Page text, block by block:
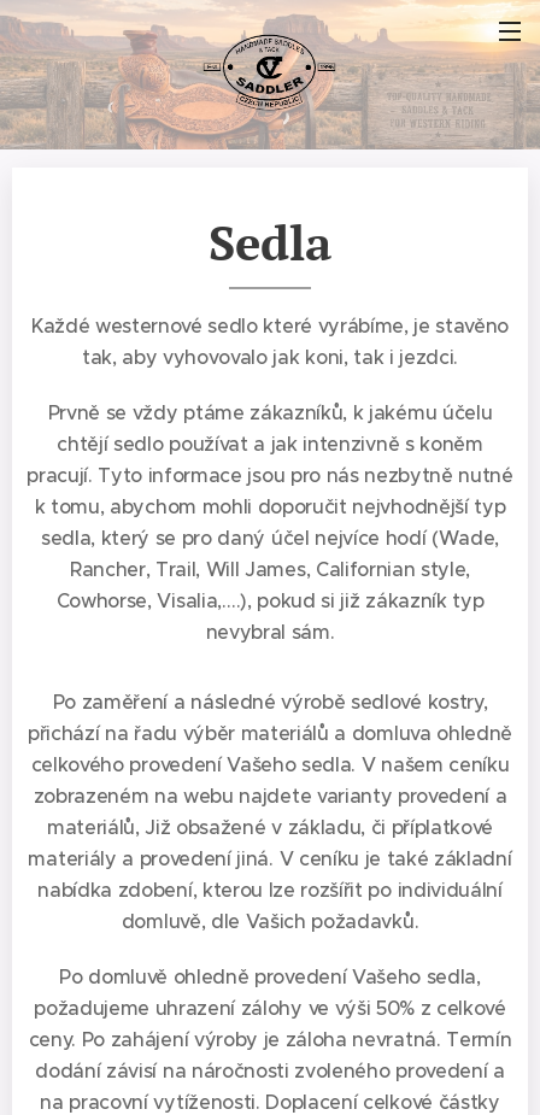
Sedla
Každé westernové sedlo které vyrábíme, je stavěno
tak, aby vyhovovalo jak koni, tak i jezdci.
Prvně se vždy ptáme zákazníků, k jakému účelu
chtějí sedlo používat a jak intenzivně s koněm
pracují. Tyto informace jsou pro nás nezbytně nutné
k tomu, abychom mohli doporučit nejvhodnější typ
sedla, který se pro daný účel nejvíce hodí (Wade,
Rancher, Trail, Will James, Californian style,
Cowhorse, Visalia,….), pokud si již zákazník typ
nevybral sám.
Po zaměření a následné výrobě sedlové kostry,
přichází na řadu výběr materiálů a domluva ohledně
celkového provedení Vašeho sedla. V našem ceníku
zobrazeném na webu najdete varianty provedení a
materiálů, Již obsažené v základu, či příplatkové
materiály a provedení jiná. V ceníku je také základní
nabídka zdobení, kterou lze rozšířit po individuální
domluvě, dle Vašich požadavků.
Po domluvě ohledně provedení Vašeho sedla,
požadujeme uhrazení zálohy ve výši 50% z celkové
ceny. Po zahájení výroby je záloha nevratná. Termín
dodání závisí na náročnosti zvoleného provedení a
na pracovní vytíženosti. Doplacení celkové částky